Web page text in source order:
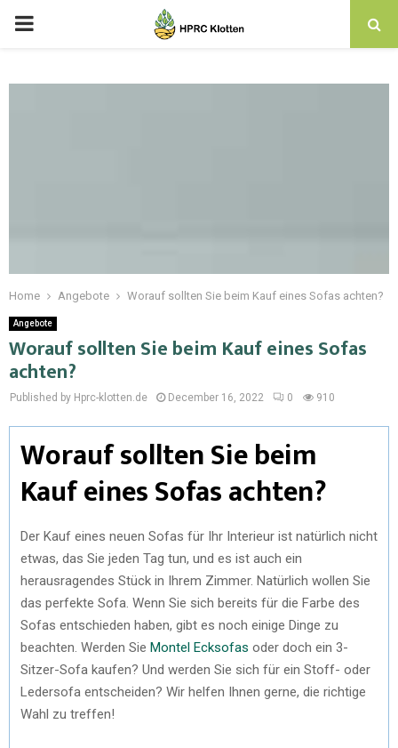
Home Angebote Worauf sollten Sie beim Kauf eines Sofas achten?
Angebote
Worauf sollten Sie beim Kauf eines Sofas
achten?
Published by Hprc-klotten.de December 16, 2022 0 910
Worauf sollten Sie beim
Kauf eines Sofas achten?
Der Kauf eines neuen Sofas für Ihr Interieur ist natürlich nicht
etwas, das Sie jeden Tag tun, und es ist auch ein
herausragendes Stück in Ihrem Zimmer. Natürlich wollen Sie
das perfekte Sofa. Wenn Sie sich bereits für die Farbe des
Sofas entschieden haben, gibt es noch einige Dinge zu
beachten. Werden Sie Montel Ecksofas oder doch ein 3-
Sitzer-Sofa kaufen? Und werden Sie sich für ein Stoff- oder
Ledersofa entscheiden? Wir helfen Ihnen gerne, die richtige
Wahl zu treffen!